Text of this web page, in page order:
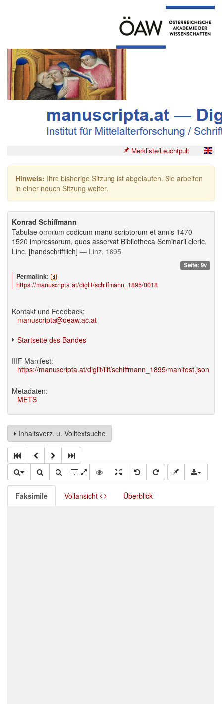
Merkliste/Leuchtpult
Hinweis: Ihre bisherige Sitzung ist abgelaufen. Sie arbeiten
in einer neuen Sitzung weiter.
Konrad Schiffmann
Tabulae omnium codicum manu scriptorum et annis 1470-
1520 impressorum, quos asservat Bibliotheca Seminarii cleric.
Linc. [handschriftlich] — Linz, 1895
Seite: 9v
Permalink:
https://manuscripta.at/diglit/schiffmann_1895/0018
Kontakt und Feedback:
manuscripta@oeaw.ac.at
Startseite des Bandes
IIIF Manifest:
https://manuscripta.at/diglit/iiif/schiffmann_1895/manifest.json
Metadaten:
METS
Inhaltsverz. u. Volltextsuche
Faksimile Vollansicht Überblick